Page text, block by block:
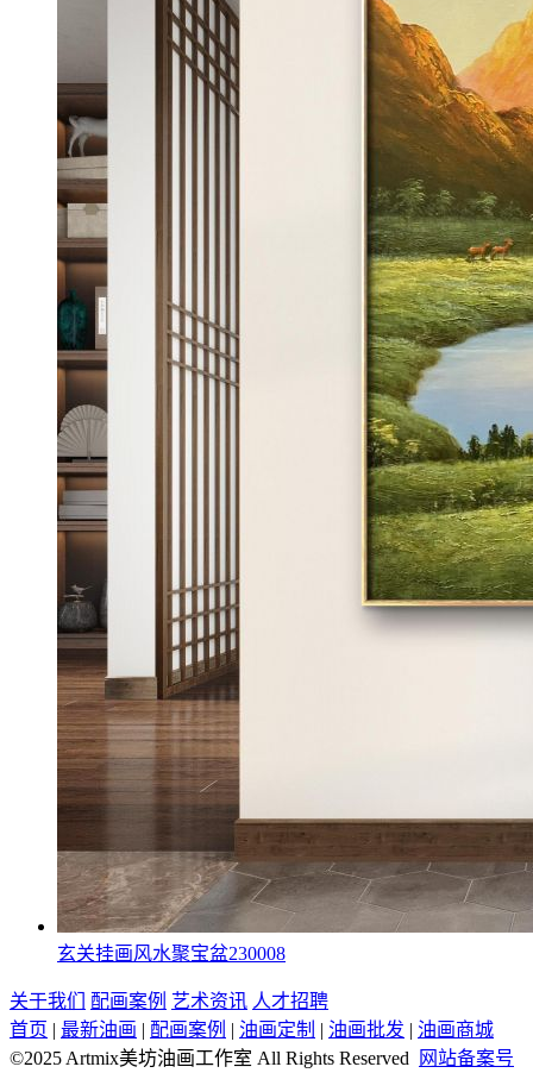
玄关挂画风水聚宝盆230008
关于我们 配画案例 艺术资讯 人才招聘
首页 | 最新油画 | 配画案例 | 油画定制 | 油画批发 | 油画商城
©2025 Artmix美坊油画工作室 All Rights Reserved
网站备案号